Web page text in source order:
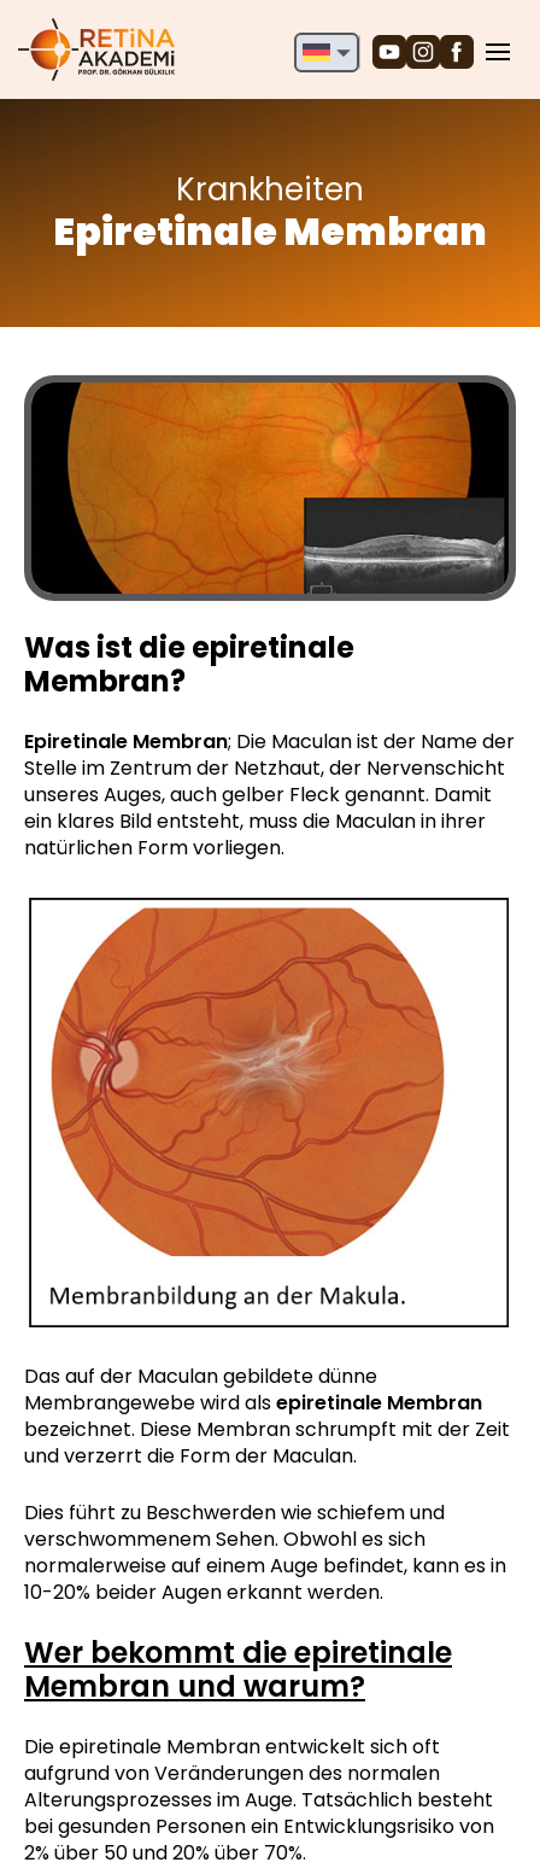
Türkçe
Krankheiten
Epiretinale Membran
Was ist die epiretinale
Membran?
Epiretinale Membran; Die Maculan ist der Name der
Stelle im Zentrum der Netzhaut, der Nervenschicht
unseres Auges, auch gelber Fleck genannt. Damit
ein klares Bild entsteht, muss die Maculan in ihrer
natürlichen Form vorliegen.
Das auf der Maculan gebildete dünne
Membrangewebe wird alsepiretinale Membran
bezeichnet. Diese Membran schrumpft mit der Zeit
und verzerrt die Form der Maculan.
Dies führt zu Beschwerden wie schiefem und
verschwommenem Sehen. Obwohl es sich
normalerweise auf einem Auge befindet, kann es in
10-20% beider Augen erkannt werden.
Wer bekommt die epiretinale
Membran und warum?
Die epiretinale Membran entwickelt sich oft
aufgrund von Veränderungen des normalen
Alterungsprozesses im Auge. Tatsächlich besteht
bei gesunden Personen ein Entwicklungsrisiko von
2% über 50 und 20% über 70%.